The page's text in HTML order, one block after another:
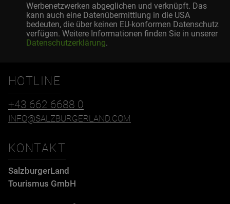
Werbenetzwerken abgeglichen und verknüpft. Das
kann auch eine Datenübermittlung in die USA
bedeuten, die über keinen EU-konformen Datenschutz
verfügen. Weitere Informationen finden Sie in unserer
Datenschutzerklärung.
HOTLINE
+43 662 6688 0
INFO@SALZBURGERLAND.COM
KONTAKT
SalzburgerLand
Tourismus GmbH